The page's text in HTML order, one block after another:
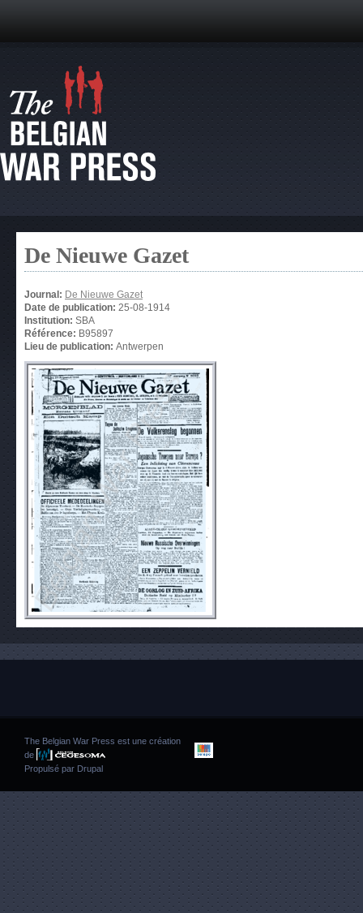
De Nieuwe Gazet
Journal: De Nieuwe Gazet
Date de publication: 25-08-1914
Institution: SBA
Référence: B95897
Lieu de publication: Antwerpen
The Belgian War Press est une création
de
Propulsé par Drupal